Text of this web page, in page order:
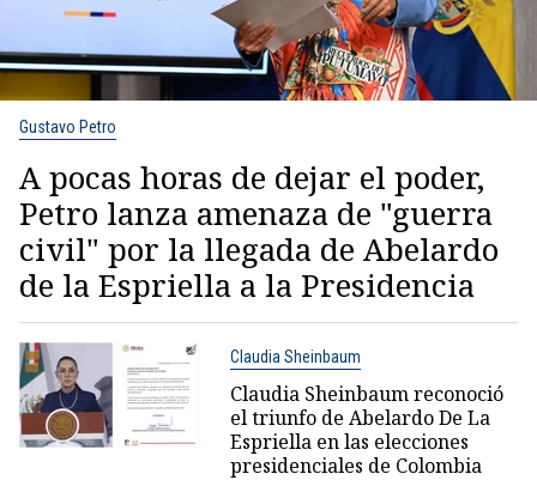
Gustavo Petro
A pocas horas de dejar el poder,
Petro lanza amenaza de "guerra
civil" por la llegada de Abelardo
de la Espriella a la Presidencia
Claudia Sheinbaum
Claudia Sheinbaum reconoció
el triunfo de Abelardo De La
Espriella en las elecciones
presidenciales de Colombia